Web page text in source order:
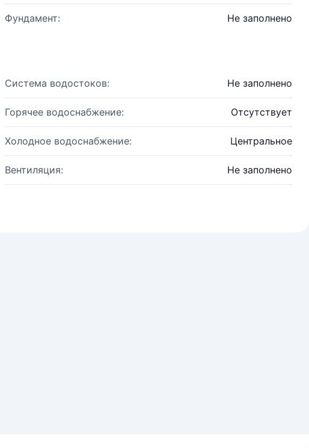
Фундамент: Не заполнено
Система водостоков: Не заполнено
Горячее водоснабжение: Отсутствует
Холодное водоснабжение: Центральное
Вентиляция: Не заполнено